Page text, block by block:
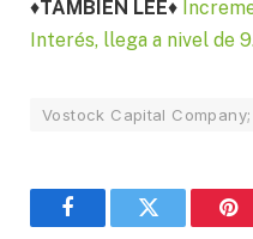
♦TAMBIÉN LEE♦
Interés, llega a nivel de
Vostock Capital
FacebookTwitter